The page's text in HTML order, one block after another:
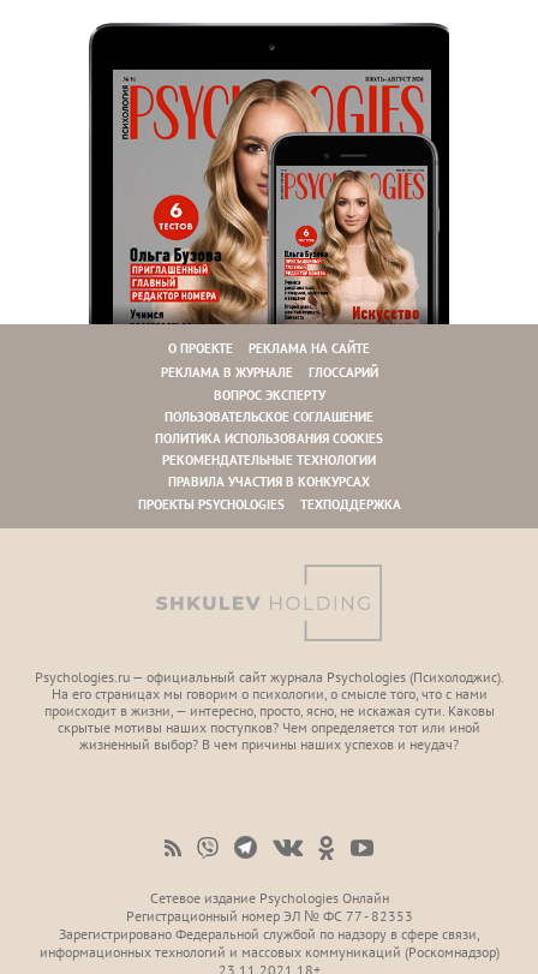
О ПРОЕКТЕ
РЕКЛАМА НА САЙТЕ
РЕКЛАМА В ЖУРНАЛЕ
ГЛОССАРИЙ
ВОПРОС ЭКСПЕРТУ
ПОЛЬЗОВАТЕЛЬСКОЕ СОГЛАШЕНИЕ
ПОЛИТИКА ИСПОЛЬЗОВАНИЯ COOKIES
РЕКОМЕНДАТЕЛЬНЫЕ ТЕХНОЛОГИИ
ПРАВИЛА УЧАСТИЯ В КОНКУРСАХ
ПРОЕКТЫ PSYCHOLOGIES
ТЕХПОДДЕРЖКА
Psychologies.ru — официальный сайт журнала Psychologies (Психoлоджиc).
На его страницах мы говорим о психологии, о смысле того, что с нами
происходит в жизни, — интересно, просто, ясно, не искажая сути. Каковы
скрытые мотивы наших поступков? Чем определяется тот или иной
жизненный выбор? В чем причины наших успехов и неудач?
Сетевое издание Psychologies Онлайн
Регистрационный номер ЭЛ № ФС 77 - 82353
Зарегистрировано Федеральной службой по надзору в сфере связи,
информационных технологий и массовых коммуникаций (Роскомнадзор)
23.11.2021 18+